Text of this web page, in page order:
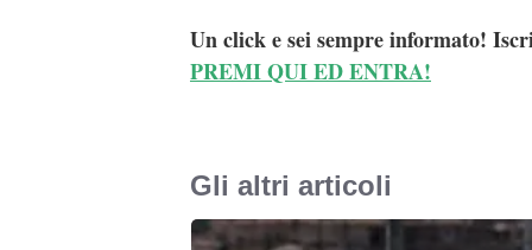
Un click e sei sempre informato!
PREMI QUI ED ENTRA!
Gli altri articoli